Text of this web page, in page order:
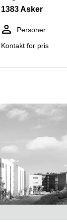
1383 Asker
Personer
Kontakt for pris